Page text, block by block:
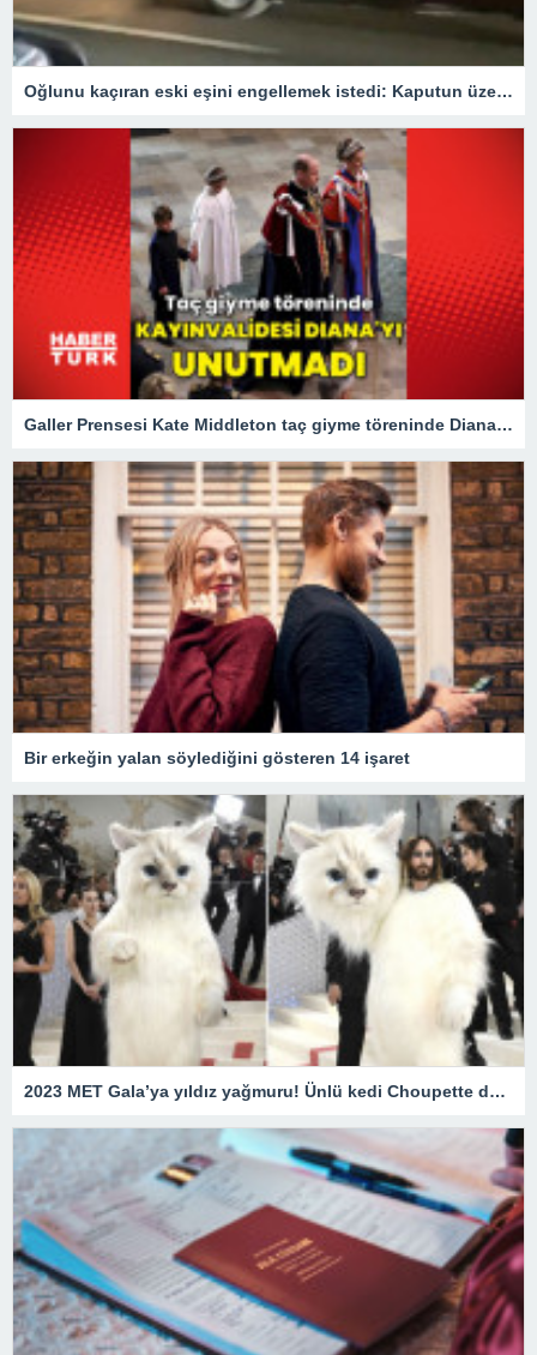
Oğlunu kaçıran eski eşini engellemek istedi: Kaputun üzerinde 40 km gitti
Galler Prensesi Kate Middleton taç giyme töreninde Diana'yı unutmadı
Bir erkeğin yalan söylediğini gösteren 14 işaret
2023 MET Gala’ya yıldız yağmuru! Ünlü kedi Choupette de unutulmadı